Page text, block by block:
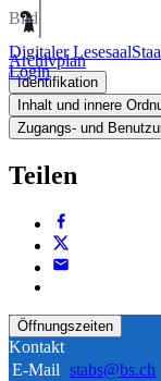
Digitaler Lesesaal
Login
Bild
Archivplan
Identifikation
Inhalt und innere
Zugangs- und
Teilen
Öffnungszeiten
Kontakt
E-Mail stabs@bs.ch